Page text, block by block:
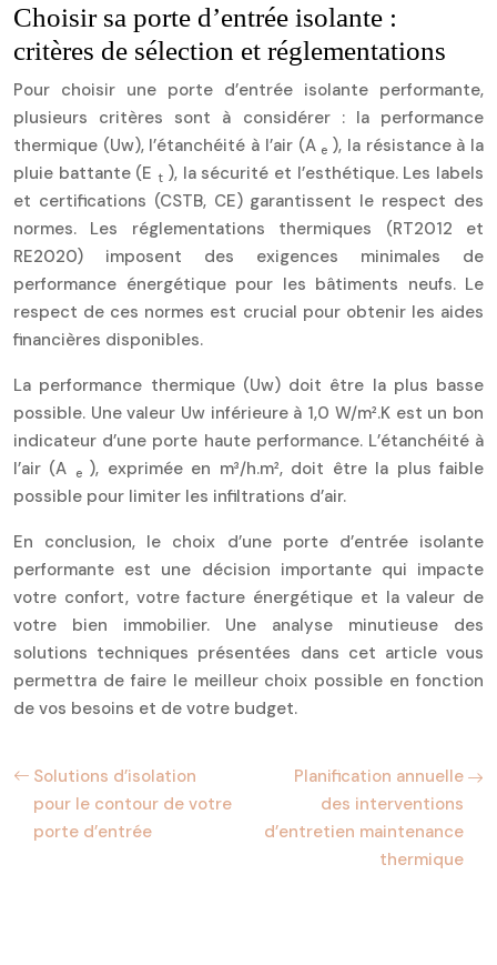
Choisir sa porte d’entrée isolante :
critères de sélection et réglementations
Pour choisir une porte d’entrée isolante performante,
plusieurs critères sont à considérer : la performance
thermique (Uw), l’étanchéité à l’air (A e ), la résistance à la
pluie battante (E t ), la sécurité et l’esthétique. Les labels
et certifications (CSTB, CE) garantissent le respect des
normes. Les réglementations thermiques (RT2012 et
RE2020) imposent des exigences minimales de
performance énergétique pour les bâtiments neufs. Le
respect de ces normes est crucial pour obtenir les aides
financières disponibles.
La performance thermique (Uw) doit être la plus basse
possible. Une valeur Uw inférieure à 1,0 W/m².K est un bon
indicateur d’une porte haute performance. L’étanchéité à
l’air (A
e ), exprimée en m³/h.m², doit être la plus faible
possible pour limiter les infiltrations d’air.
En conclusion, le choix d’une porte d’entrée isolante
performante est une décision importante qui impacte
votre confort, votre facture énergétique et la valeur de
votre bien immobilier. Une analyse minutieuse des
solutions techniques présentées dans cet article vous
permettra de faire le meilleur choix possible en fonction
de vos besoins et de votre budget.
Solutions d’isolation
pour le contour de votre
porte d’entrée
Planification annuelle
des interventions
d’entretien maintenance
thermique